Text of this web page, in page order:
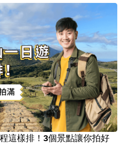
這樣排！3個景點讓你拍好